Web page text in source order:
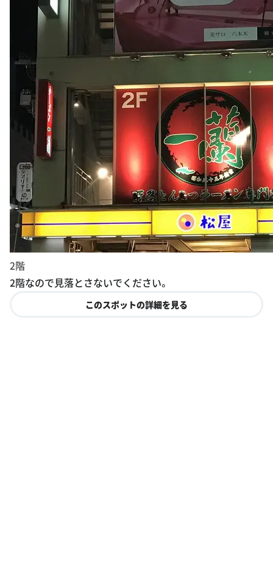
2階
2階なので見落とさないでください。
このスポットの詳細を見る